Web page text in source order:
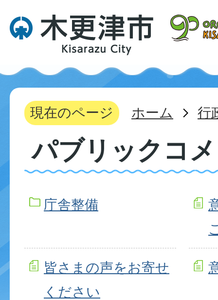
現在のページ ホーム 行
パブリックコ
庁舎整備
皆さまの声をお寄せ
ください